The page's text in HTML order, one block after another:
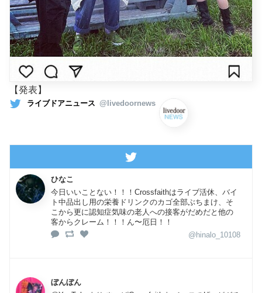
【発表】
ライブドアニュース @livedoornews
ひなこ
今日いいことない！！！Crossfaithはライブ活休、バイ
ト中品出し用の栄養ドリンクのカゴ全部ぶちまけ、そ
こから更に認知症気味の老人への接客がだめだと他の
客からクレーム！！！ん〜厄日！！
@hinalo_10108
ぼんぼん